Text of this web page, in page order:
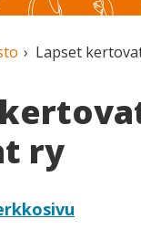
Lapset
ry